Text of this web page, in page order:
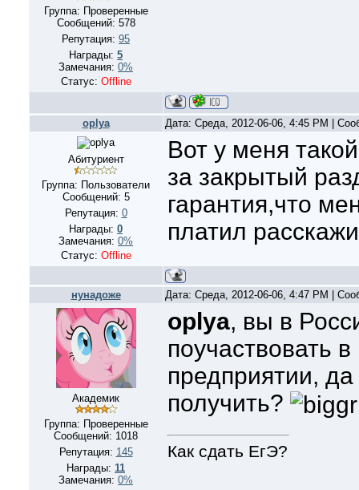
Группа: Проверенные
Сообщений: 578
Репутация: 95
Награды: 5
Замечания: 0%
Статус: Offline
oplya Дата: Среда, 2012-06-06, 4:45 PM |
Абитуриент
Группа: Пользователи
Сообщений: 5
Репутация: 0
Награды: 0
Замечания: 0%
Статус: Offline
Вот у меня
за закрытый
гарантия,что
платил
нунадоже Дата: Среда, 2012-06-06, 4:47 PM |
Академик
Группа: Проверенные
Сообщений: 1018
Репутация: 145
Награды: 11
Замечания: 0%
oplya, вы в
поучаствовать
предприятии,
получить?
Как сдать ЕгЭ?